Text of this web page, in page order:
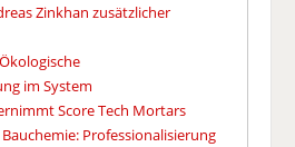
Zinkhan zusätzlicher
im System
Score Tech Mortars
Professionalisierung